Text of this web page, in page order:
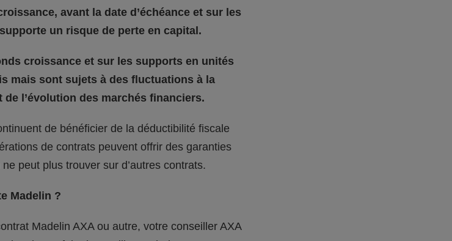
avant la date d’échéance et sur les
un risque de perte en capital.
croissance et sur les supports en unités
mais sont sujets à des fluctuations à la
l’évolution des marchés financiers.
de bénéficier de la déductibilité fiscale
de contrats peuvent offrir des garanties
peut plus trouver sur d’autres contrats.
Madelin ?
Madelin AXA ou autre, votre conseiller AXA